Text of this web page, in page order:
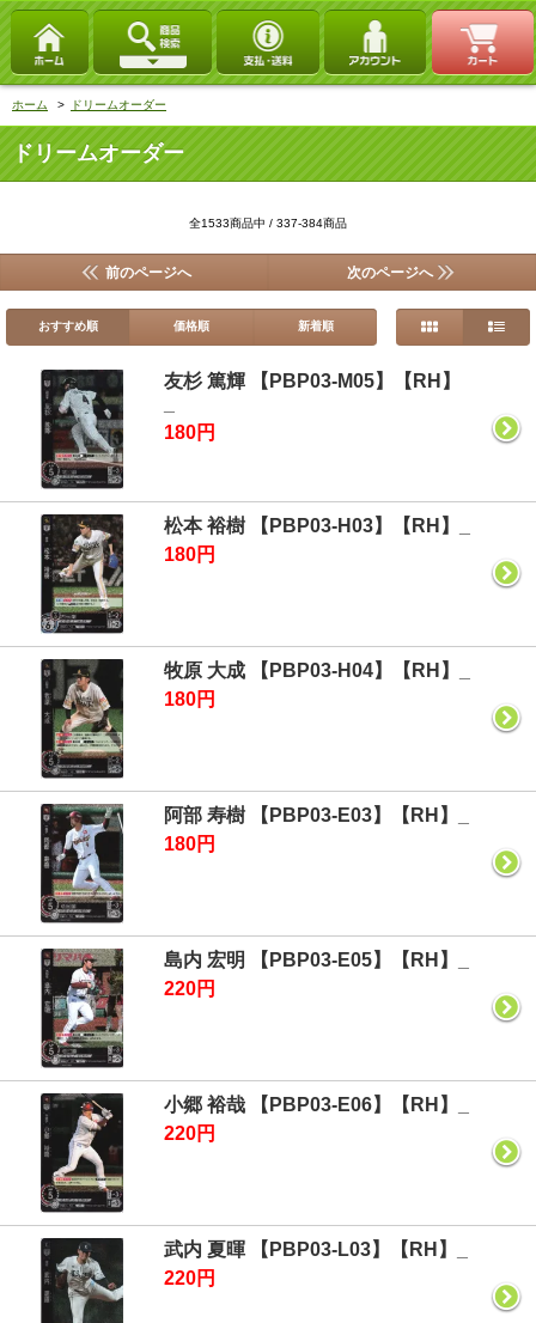
ホーム > ドリームオーダー
ドリームオーダー
全1533商品中 / 337-384商品
前のページへ 次のページへ
おすすめ順 価格順 新着順
友杉 篤輝 【PBP03-M05】【RH】
180円
松本 裕樹 【PBP03-H03】【RH】_
180円
牧原 大成 【PBP03-H04】【RH】_
180円
阿部 寿樹 【PBP03-E03】【RH】_
180円
島内 宏明 【PBP03-E05】【RH】_
220円
小郷 裕哉 【PBP03-E06】【RH】_
220円
武内 夏暉 【PBP03-L03】【RH】_
220円